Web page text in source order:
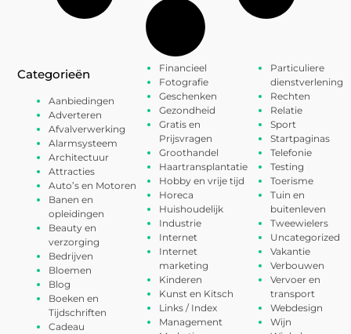
Categorieën
Aanbiedingen
Adverteren
Afvalverwerking
Alarmsysteem
Architectuur
Attracties
Auto’s en Motoren
Banen en
opleidingen
Beauty en
verzorging
Bedrijven
Bloemen
Blog
Boeken en
Tijdschriften
Cadeau
Financieel
Fotografie
Geschenken
Gezondheid
Gratis en
Prijsvragen
Groothandel
Haartransplantatie
Hobby en vrije tijd
Horeca
Huishoudelijk
Industrie
Internet
Internet
marketing
Kinderen
Kunst en Kitsch
Links / Index
Management
Particuliere
dienstverlening
Rechten
Relatie
Sport
Startpaginas
Telefonie
Testing
Toerisme
Tuin en
buitenleven
Tweewielers
Uncategorized
Vakantie
Verbouwen
Vervoer en
transport
Webdesign
Wijn